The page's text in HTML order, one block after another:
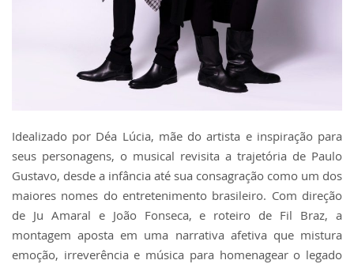
Idealizado por Déa Lúcia, mãe do artista e inspiração para
seus personagens, o musical revisita a trajetória de Paulo
Gustavo, desde a infância até sua consagração como um dos
maiores nomes do entretenimento brasileiro. Com direção
de Ju Amaral e João Fonseca, e roteiro de Fil Braz, a
montagem aposta em uma narrativa afetiva que mistura
emoção, irreverência e música para homenagear o legado